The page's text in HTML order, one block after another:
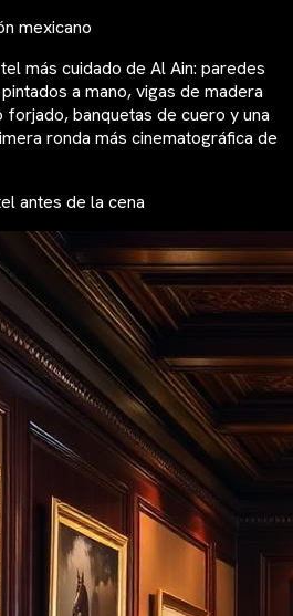
mexicano
más cuidado de Al Ain: paredes
a mano, vigas de madera
banquetas de cuero y una
ronda más cinematográfica de
antes de la cena